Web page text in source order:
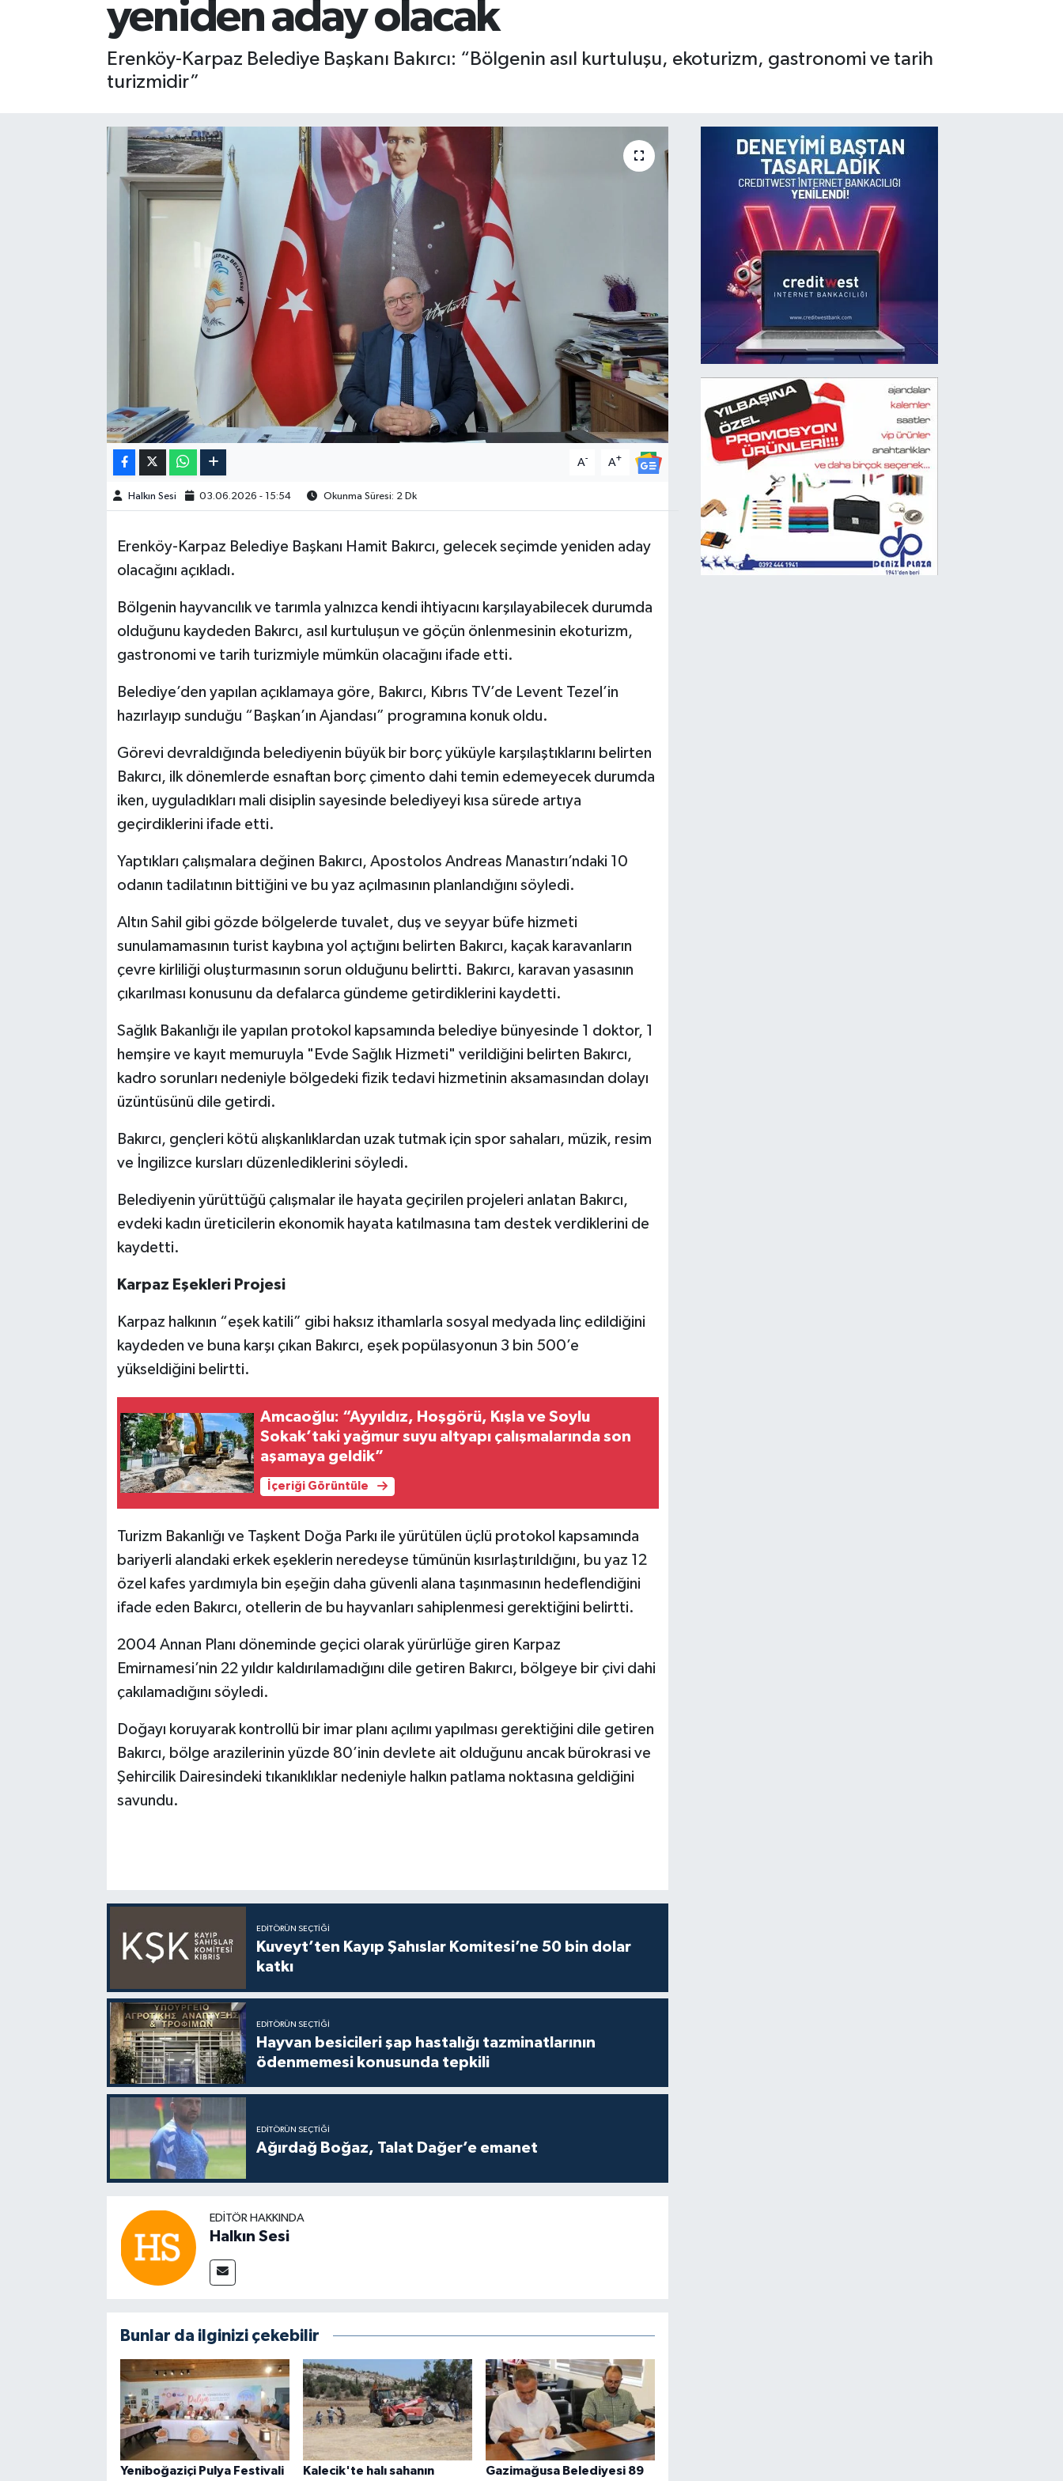
yeniden aday olacak
Erenköy-Karpaz Belediye Başkanı Bakırcı: “Bölgenin asıl kurtuluşu, ekoturizm, gastronomi ve tarih
turizmidir”
A- A+
Halkın Sesi 03.06.2026 - 15:54 Okunma Süresi: 2 Dk
Erenköy-Karpaz Belediye Başkanı Hamit Bakırcı, gelecek seçimde yeniden aday
olacağını açıkladı.
Bölgenin hayvancılık ve tarımla yalnızca kendi ihtiyacını karşılayabilecek durumda
olduğunu kaydeden Bakırcı, asıl kurtuluşun ve göçün önlenmesinin ekoturizm,
gastronomi ve tarih turizmiyle mümkün olacağını ifade etti.
Belediye’den yapılan açıklamaya göre, Bakırcı, Kıbrıs TV’de Levent Tezel’in
hazırlayıp sunduğu “Başkan’ın Ajandası” programına konuk oldu.
Görevi devraldığında belediyenin büyük bir borç yüküyle karşılaştıklarını belirten
Bakırcı, ilk dönemlerde esnaftan borç çimento dahi temin edemeyecek durumda
iken, uyguladıkları mali disiplin sayesinde belediyeyi kısa sürede artıya
geçirdiklerini ifade etti.
Yaptıkları çalışmalara değinen Bakırcı, Apostolos Andreas Manastırı’ndaki 10
odanın tadilatının bittiğini ve bu yaz açılmasının planlandığını söyledi.
Altın Sahil gibi gözde bölgelerde tuvalet, duş ve seyyar büfe hizmeti
sunulamamasının turist kaybına yol açtığını belirten Bakırcı, kaçak karavanların
çevre kirliliği oluşturmasının sorun olduğunu belirtti. Bakırcı, karavan yasasının
çıkarılması konusunu da defalarca gündeme getirdiklerini kaydetti.
Sağlık Bakanlığı ile yapılan protokol kapsamında belediye bünyesinde 1 doktor, 1
hemşire ve kayıt memuruyla "Evde Sağlık Hizmeti" verildiğini belirten Bakırcı,
kadro sorunları nedeniyle bölgedeki fizik tedavi hizmetinin aksamasından dolayı
üzüntüsünü dile getirdi.
Bakırcı, gençleri kötü alışkanlıklardan uzak tutmak için spor sahaları, müzik, resim
ve İngilizce kursları düzenlediklerini söyledi.
Belediyenin yürüttüğü çalışmalar ile hayata geçirilen projeleri anlatan Bakırcı,
evdeki kadın üreticilerin ekonomik hayata katılmasına tam destek verdiklerini de
kaydetti.
Karpaz Eşekleri Projesi
Karpaz halkının “eşek katili” gibi haksız ithamlarla sosyal medyada linç edildiğini
kaydeden ve buna karşı çıkan Bakırcı, eşek popülasyonun 3 bin 500’e
yükseldiğini belirtti.
Amcaoğlu: “Ayyıldız, Hoşgörü, Kışla ve Soylu
Sokak’taki yağmur suyu altyapı çalışmalarında son
aşamaya geldik”
İçeriği Görüntüle
Turizm Bakanlığı ve Taşkent Doğa Parkı ile yürütülen üçlü protokol kapsamında
bariyerli alandaki erkek eşeklerin neredeyse tümünün kısırlaştırıldığını, bu yaz 12
özel kafes yardımıyla bin eşeğin daha güvenli alana taşınmasının hedeflendiğini
ifade eden Bakırcı, otellerin de bu hayvanları sahiplenmesi gerektiğini belirtti.
2004 Annan Planı döneminde geçici olarak yürürlüğe giren Karpaz
Emirnamesi’nin 22 yıldır kaldırılamadığını dile getiren Bakırcı, bölgeye bir çivi dahi
çakılamadığını söyledi.
Doğayı koruyarak kontrollü bir imar planı açılımı yapılması gerektiğini dile getiren
Bakırcı, bölge arazilerinin yüzde 80’inin devlete ait olduğunu ancak bürokrasi ve
Şehircilik Dairesindeki tıkanıklıklar nedeniyle halkın patlama noktasına geldiğini
savundu.
EDITÖRÜN SEÇTIĞI
Kuveyt’ten Kayıp Şahıslar Komitesi’ne 50 bin dolar
katkı
EDITÖRÜN SEÇTIĞI
Hayvan besicileri şap hastalığı tazminatlarının
ödenmemesi konusunda tepkili
EDITÖRÜN SEÇTIĞI
Ağırdağ Boğaz, Talat Dağer’e emanet
EDITÖR HAKKINDA
Halkın Sesi
Bunlar da ilginizi çekebilir
Yeniboğaziçi Pulya Festivali
Kalecik'te halı sahanın
Gazimağusa Belediyesi 89